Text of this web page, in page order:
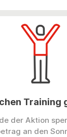
Training
der Aktion
an den